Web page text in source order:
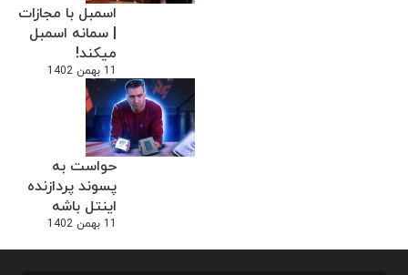
اسمبل با مجازات
| سمانه اسمبل
میکند!
11 بهمن 1402
حواست به
پسوند پردازنده
اینتل باشه
11 بهمن 1402